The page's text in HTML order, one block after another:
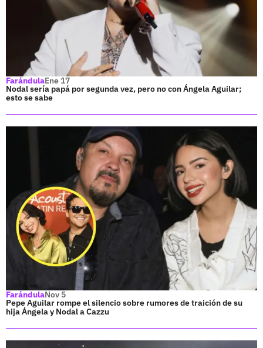
FarándulaEne 17
Nodal sería papá por segunda vez, pero no con Ángela Aguilar;
esto se sabe
FarándulaNov 5
Pepe Aguilar rompe el silencio sobre rumores de traición de su
hija Ángela y Nodal a Cazzu